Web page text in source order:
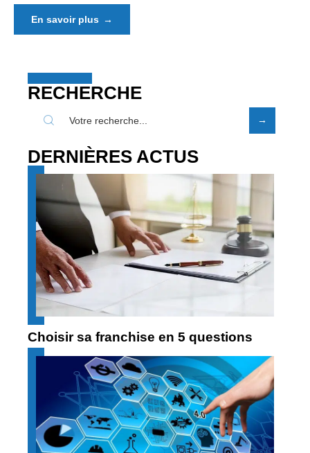
En savoir plus
RECHERCHE
DERNIÈRES ACTUS
Choisir sa franchise en 5 questions